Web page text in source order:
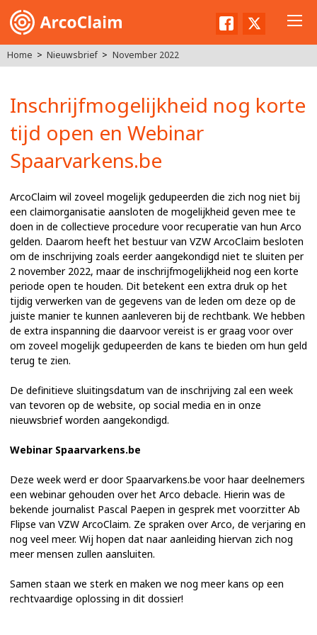
FacebookTwitter
Home Nieuwsbrief November 2022
Inschrijfmogelijkheid nog korte
tijd open en Webinar
Spaarvarkens.be
ArcoClaim wil zoveel mogelijk gedupeerden die zich nog niet bij
een claimorganisatie aansloten de mogelijkheid geven mee te
doen in de collectieve procedure voor recuperatie van hun Arco
gelden. Daarom heeft het bestuur van VZW ArcoClaim besloten
om de inschrijving zoals eerder aangekondigd niet te sluiten per
2 november 2022, maar de inschrijfmogelijkheid nog een korte
periode open te houden. Dit betekent een extra druk op het
tijdig verwerken van de gegevens van de leden om deze op de
juiste manier te kunnen aanleveren bij de rechtbank. We hebben
de extra inspanning die daarvoor vereist is er graag voor over
om zoveel mogelijk gedupeerden de kans te bieden om hun geld
terug te zien.
De definitieve sluitingsdatum van de inschrijving zal een week
van tevoren op de website, op social media en in onze
nieuwsbrief worden aangekondigd.
Webinar Spaarvarkens.be
Deze week werd er door Spaarvarkens.be voor haar deelnemers
een webinar gehouden over het Arco debacle. Hierin was de
bekende journalist Pascal Paepen in gesprek met voorzitter Ab
Flipse van VZW ArcoClaim. Ze spraken over Arco, de verjaring en
nog veel meer. Wij hopen dat naar aanleiding hiervan zich nog
meer mensen zullen aansluiten.
Samen staan we sterk en maken we nog meer kans op een
rechtvaardige oplossing in dit dossier!